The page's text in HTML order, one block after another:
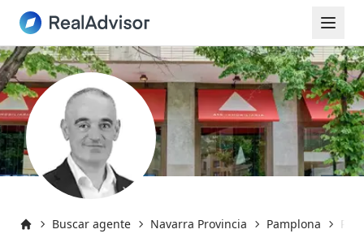
Buscar agente Navarra Provincia Pamplona